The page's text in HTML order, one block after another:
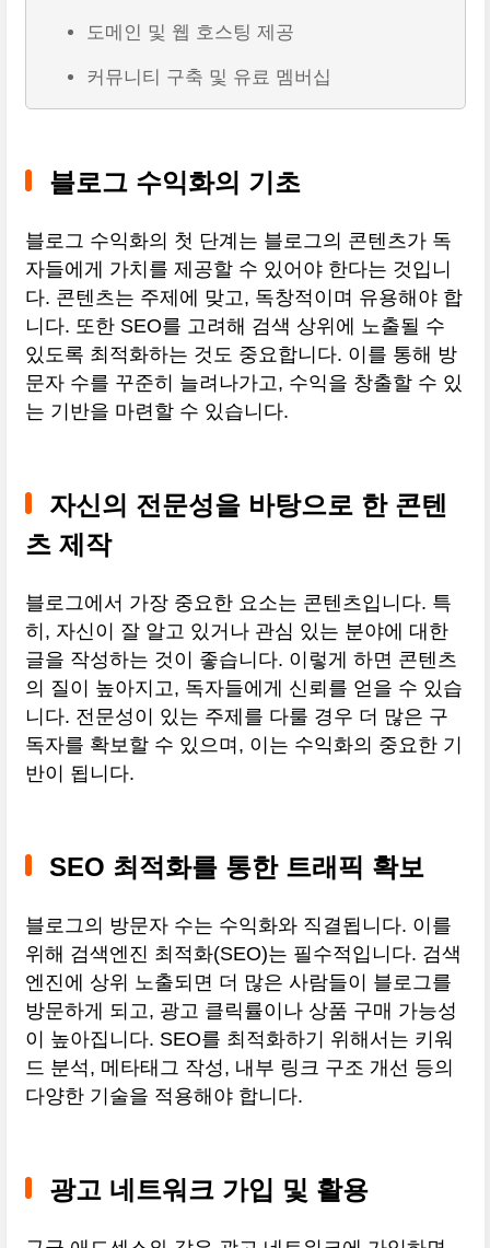
도메인 및 웹 호스팅 제공
커뮤니티 구축 및 유료 멤버십
블로그 수익화의 기초
블로그 수익화의 첫 단계는 블로그의 콘텐츠가 독
자들에게 가치를 제공할 수 있어야 한다는 것입니
다. 콘텐츠는 주제에 맞고, 독창적이며 유용해야 합
니다. 또한 SEO를 고려해 검색 상위에 노출될 수
있도록 최적화하는 것도 중요합니다. 이를 통해 방
문자 수를 꾸준히 늘려나가고, 수익을 창출할 수 있
는 기반을 마련할 수 있습니다.
자신의 전문성을 바탕으로 한 콘텐
츠 제작
블로그에서 가장 중요한 요소는 콘텐츠입니다. 특
히, 자신이 잘 알고 있거나 관심 있는 분야에 대한
글을 작성하는 것이 좋습니다. 이렇게 하면 콘텐츠
의 질이 높아지고, 독자들에게 신뢰를 얻을 수 있습
니다. 전문성이 있는 주제를 다룰 경우 더 많은 구
독자를 확보할 수 있으며, 이는 수익화의 중요한 기
반이 됩니다.
SEO 최적화를 통한 트래픽 확보
블로그의 방문자 수는 수익화와 직결됩니다. 이를
위해 검색엔진 최적화(SEO)는 필수적입니다. 검색
엔진에 상위 노출되면 더 많은 사람들이 블로그를
방문하게 되고, 광고 클릭률이나 상품 구매 가능성
이 높아집니다. SEO를 최적화하기 위해서는 키워
드 분석, 메타태그 작성, 내부 링크 구조 개선 등의
다양한 기술을 적용해야 합니다.
광고 네트워크 가입 및 활용